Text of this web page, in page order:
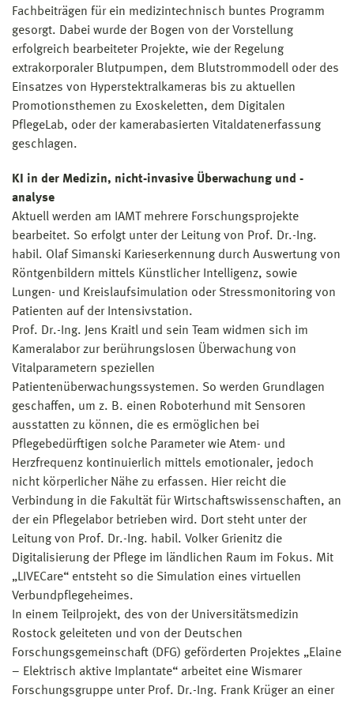
Fachbeiträgen für ein medizintechnisch buntes Programm
gesorgt. Dabei wurde der Bogen von der Vorstellung
erfolgreich bearbeiteter Projekte, wie der Regelung
extrakorporaler Blutpumpen, dem Blutstrommodell oder des
Einsatzes von Hyperstektralkameras bis zu aktuellen
Promotionsthemen zu Exoskeletten, dem Digitalen
PflegeLab, oder der kamerabasierten Vitaldatenerfassung
geschlagen.
KI in der Medizin, nicht-invasive Überwachung und -
analyse
Aktuell werden am IAMT mehrere Forschungsprojekte
bearbeitet. So erfolgt unter der Leitung von Prof. Dr.-Ing.
habil. Olaf Simanski Karieserkennung durch Auswertung von
Röntgenbildern mittels Künstlicher Intelligenz, sowie
Lungen- und Kreislaufsimulation oder Stressmonitoring von
Patienten auf der Intensivstation.
Prof. Dr.-Ing. Jens Kraitl und sein Team widmen sich im
Kameralabor zur berührungslosen Überwachung von
Vitalparametern speziellen
Patientenüberwachungssystemen. So werden Grundlagen
geschaffen, um z. B. einen Roboterhund mit Sensoren
ausstatten zu können, die es ermöglichen bei
Pflegebedürftigen solche Parameter wie Atem- und
Herzfrequenz kontinuierlich mittels emotionaler, jedoch
nicht körperlicher Nähe zu erfassen. Hier reicht die
Verbindung in die Fakultät für Wirtschaftswissenschaften, an
der ein Pflegelabor betrieben wird. Dort steht unter der
Leitung von Prof. Dr.-Ing. habil. Volker Grienitz die
Digitalisierung der Pflege im ländlichen Raum im Fokus. Mit
„LIVECare“ entsteht so die Simulation eines virtuellen
Verbundpflegeheimes.
In einem Teilprojekt, des von der Universitätsmedizin
Rostock geleiteten und von der Deutschen
Forschungsgemeinschaft (DFG) geförderten Projektes „Elaine
– Elektrisch aktive Implantate“ arbeitet eine Wismarer
Forschungsgruppe unter Prof. Dr.-Ing. Frank Krüger an einer